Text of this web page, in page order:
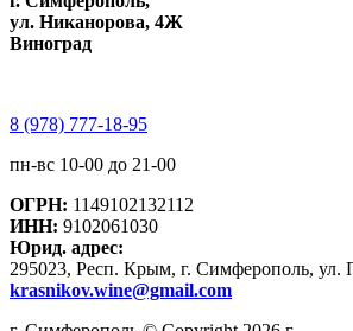
ул. Никанорова, 4Ж
Виноград
8 (978) 777-18-95
пн-вс 10-00 до 21-00
ОГРН: 1149102132112
ИНН: 9102061030
Юрид. адрес:
295023, Респ. Крым, г. Симферополь,
krasnikov.wine@gmail.com